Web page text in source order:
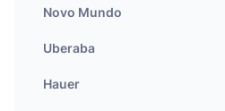
Novo Mundo
Uberaba
Hauer